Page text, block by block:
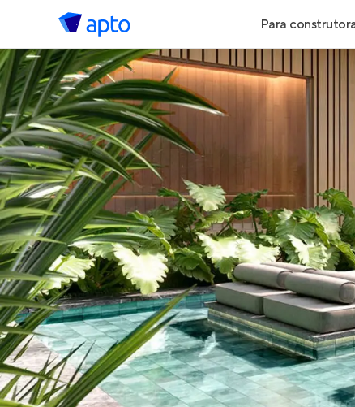
Para
Geração
Geração
Geração de
Maiores
Parcerias
Anunciar